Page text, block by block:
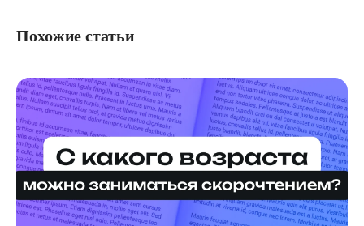
Похожие статьи